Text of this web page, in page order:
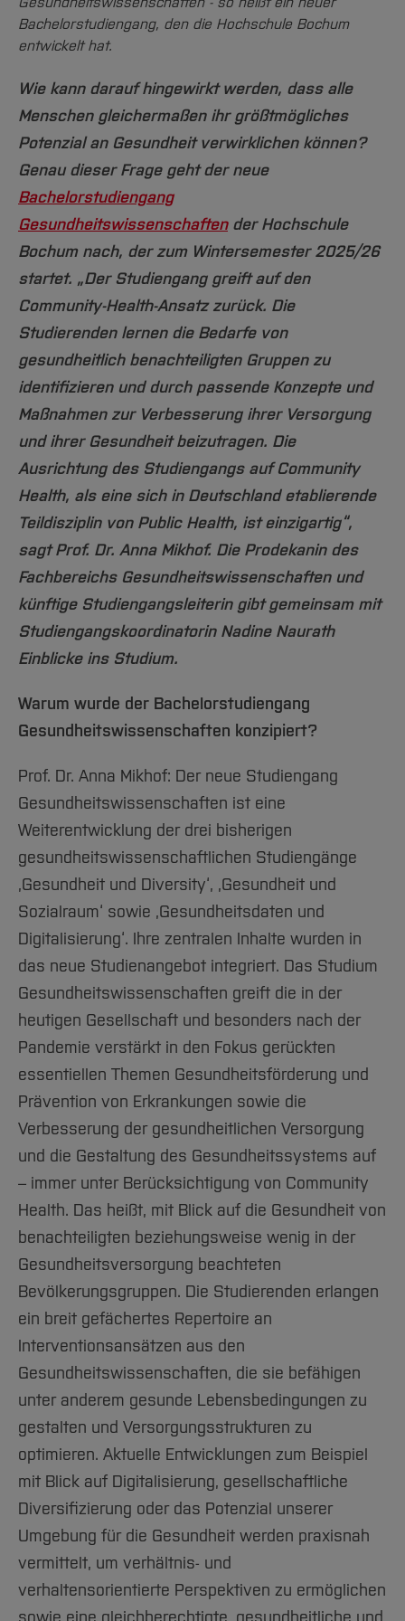
Arbeiten im FB G
Forschung und Projekte
International
Studiengänge
Studieninteressierte
Aktuelles
Studium
Forschung und Entwicklung
International
Team
Service
Amtliche Bekanntmachungen
Notfall-Infos
Familiengerechte Hochschule
Gleichstellung
Vertretungen
Wahlen
Hochschulbibliothek
Hochschulkommunikation
International Office
Medienzentrum
qed-Stiftung
Zentrale Studienberatung
Bachelorstudiengang, den die Hochschule Bochum
entwickelt hat.
Wie kann darauf hingewirkt werden, dass alle
Menschen gleichermaßen ihr größtmögliches
Potenzial an Gesundheit verwirklichen können?
Genau dieser Frage geht der neue
Bachelorstudiengang
Gesundheitswissenschaftender Hochschule
Bochum nach, der zum Wintersemester 2025/26
startet. „Der Studiengang greift auf den
Community-Health-Ansatz zurück. Die
Studierenden lernen die Bedarfe von
gesundheitlich benachteiligten Gruppen zu
identifizieren und durch passende Konzepte und
Maßnahmen zur Verbesserung ihrer Versorgung
und ihrer Gesundheit beizutragen. Die
Ausrichtung des Studiengangs auf Community
Health, als eine sich in Deutschland etablierende
Teildisziplin von Public Health, ist einzigartig“,
sagt Prof. Dr. Anna Mikhof. Die Prodekanin des
Fachbereichs Gesundheitswissenschaften und
künftige Studiengangsleiterin gibt gemeinsam mit
Studiengangskoordinatorin Nadine Naurath
Einblicke ins Studium.
Warum wurde der Bachelorstudiengang
Gesundheitswissenschaften konzipiert?
Prof. Dr. Anna Mikhof: Der neue Studiengang
Gesundheitswissenschaften ist eine
Weiterentwicklung der drei bisherigen
gesundheitswissenschaftlichen Studiengänge
‚Gesundheit und Diversity‘, ‚Gesundheit und
Sozialraum‘ sowie ‚Gesundheitsdaten und
Digitalisierung‘. Ihre zentralen Inhalte wurden in
das neue Studienangebot integriert. Das Studium
Gesundheitswissenschaften greift die in der
heutigen Gesellschaft und besonders nach der
Pandemie verstärkt in den Fokus gerückten
essentiellen Themen Gesundheitsförderung und
Prävention von Erkrankungen sowie die
Verbesserung der gesundheitlichen Versorgung
und die Gestaltung des Gesundheitssystems auf
– immer unter Berücksichtigung von Community
Health. Das heißt, mit Blick auf die Gesundheit von
benachteiligten beziehungsweise wenig in der
Gesundheitsversorgung beachteten
Bevölkerungsgruppen. Die Studierenden erlangen
ein breit gefächertes Repertoire an
Interventionsansätzen aus den
Gesundheitswissenschaften, die sie befähigen
unter anderem gesunde Lebensbedingungen zu
gestalten und Versorgungsstrukturen zu
optimieren. Aktuelle Entwicklungen zum Beispiel
mit Blick auf Digitalisierung, gesellschaftliche
Diversifizierung oder das Potenzial unserer
Umgebung für die Gesundheit werden praxisnah
vermittelt, um verhältnis- und
verhaltensorientierte Perspektiven zu ermöglichen